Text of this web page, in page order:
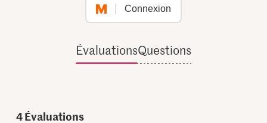
Connexion
ÉvaluationsQuestions
4Évaluations